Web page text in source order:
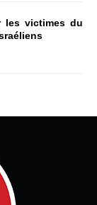
les victimes du